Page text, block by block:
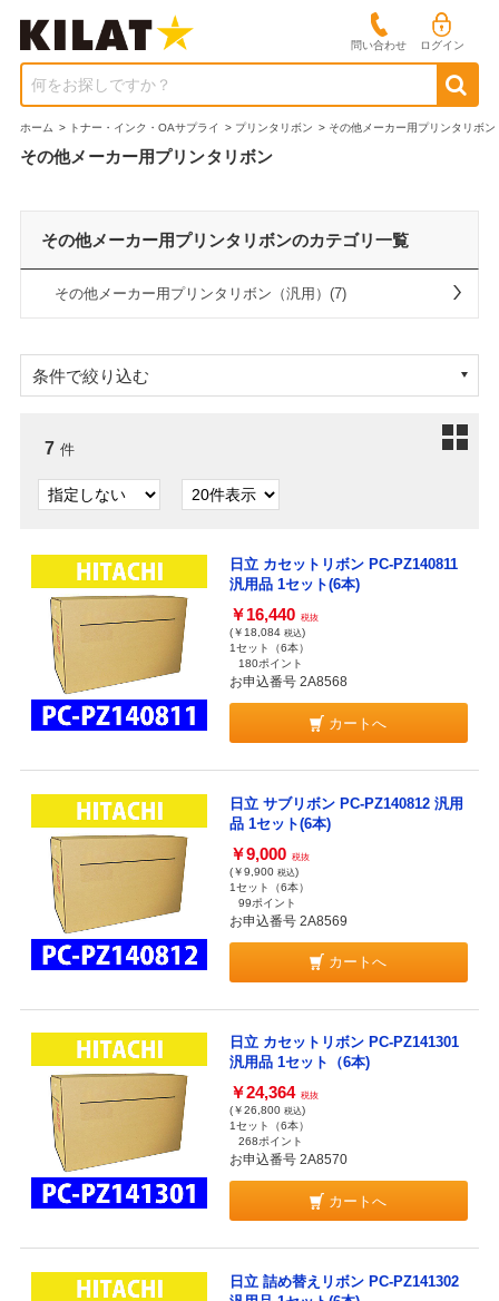
問い合わせ ログイン
何をお探しですか？
ホーム > トナー・インク・OAサプライ > プリンタリボン > その他メーカー用プリンタリボン
その他メーカー用プリンタリボン
その他メーカー用プリンタリボンのカテゴリ一覧
その他メーカー用プリンタリボン（汎用）(7)
条件で絞り込む
7 件
日立 カセットリボン PC-PZ140811
汎用品 1セット(6本)
￥16,440 税抜
(￥18,084 税込)
1セット（6本）
180ポイント
お申込番号 2A8568
カートへ
日立 サブリボン PC-PZ140812 汎用
品 1セット(6本)
￥9,000 税抜
(￥9,900 税込)
1セット（6本）
99ポイント
お申込番号 2A8569
カートへ
日立 カセットリボン PC-PZ141301
汎用品 1セット（6本)
￥24,364 税抜
(￥26,800 税込)
1セット（6本）
268ポイント
お申込番号 2A8570
カートへ
日立 詰め替えリボン PC-PZ141302